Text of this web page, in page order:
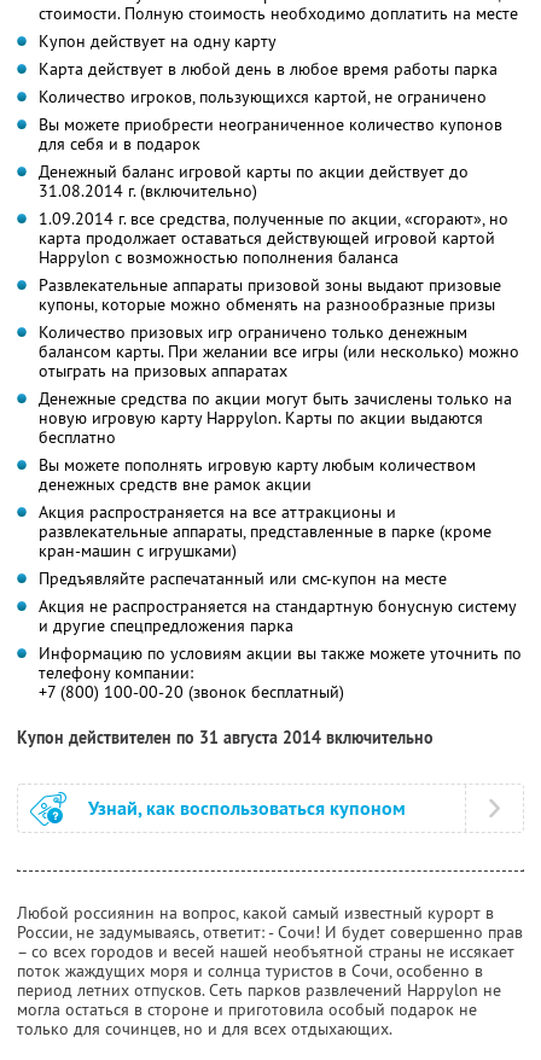
стоимости. Полную стоимость необходимо доплатить на месте
Купон действует на одну карту
Карта действует в любой день в любое время работы парка
Количество игроков, пользующихся картой, не ограничено
Вы можете приобрести неограниченное количество купонов
для себя и в подарок
Денежный баланс игровой карты по акции действует до
31.08.2014 г. (включительно)
1.09.2014 г. все средства, полученные по акции, «сгорают», но
карта продолжает оставаться действующей игровой картой
Happylon с возможностью пополнения баланса
Развлекательные аппараты призовой зоны выдают призовые
купоны, которые можно обменять на разнообразные призы
Количество призовых игр ограничено только денежным
балансом карты. При желании все игры (или несколько) можно
отыграть на призовых аппаратах
Денежные средства по акции могут быть зачислены только на
новую игровую карту Happylon. Карты по акции выдаются
бесплатно
Вы можете пополнять игровую карту любым количеством
денежных средств вне рамок акции
Акция распространяется на все аттракционы и
развлекательные аппараты, представленные в парке (кроме
кран-машин с игрушками)
Предъявляйте распечатанный или смс-купон на месте
Акция не распространяется на стандартную бонусную систему
и другие спецпредложения парка
Информацию по условиям акции вы также можете уточнить по
телефону компании:
+7 (800) 100-00-20 (звонок бесплатный)
Купон действителен по 31 августа 2014 включительно
Узнай, как воспользоваться купоном
Любой россиянин на вопрос, какой самый известный курорт в
России, не задумываясь, ответит: - Сочи! И будет совершенно прав
– со всех городов и весей нашей необъятной страны не иссякает
поток жаждущих моря и солнца туристов в Сочи, особенно в
период летних отпусков. Сеть парков развлечений Happylon не
могла остаться в стороне и приготовила особый подарок не
только для сочинцев, но и для всех отдыхающих.